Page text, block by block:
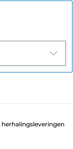
herhalingsleveringen